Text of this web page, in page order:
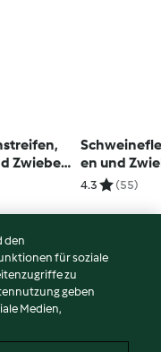
Zwiebeln en und
anbraten
4.3 (55)
den
für soziale
zu
geben
Medien,